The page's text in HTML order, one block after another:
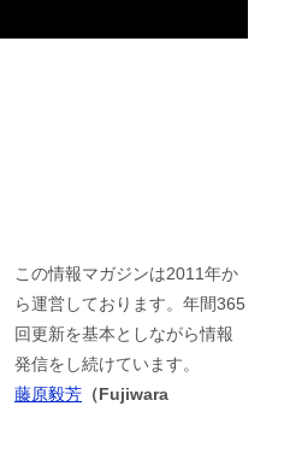
この情報マガジンは2011年か
ら運営しております。年間365
回更新を基本としながら情報
発信をし続けています。
藤原毅芳 （Fujiwara